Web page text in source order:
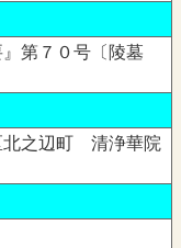
第７０号〔陵墓
北之辺町 清浄華院